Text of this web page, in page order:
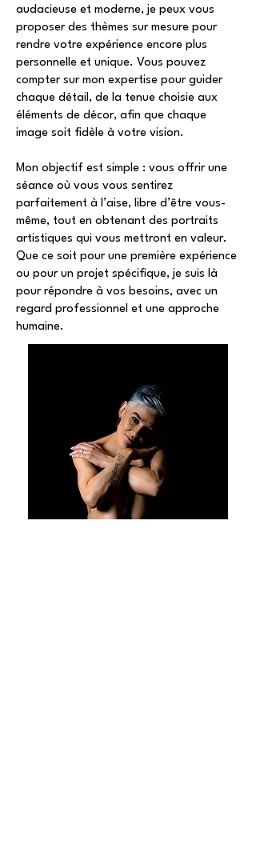
audacieuse et moderne, je peux vous
proposer des thèmes sur mesure pour
rendre votre expérience encore plus
personnelle et unique. Vous pouvez
compter sur mon expertise pour guider
chaque détail, de la tenue choisie aux
éléments de décor, afin que chaque
image soit fidèle à votre vision.
Mon objectif est simple : vous offrir une
séance où vous vous sentirez
parfaitement à l’aise, libre d’être vous-
même, tout en obtenant des portraits
artistiques qui vous mettront en valeur.
Que ce soit pour une première expérience
ou pour un projet spécifique, je suis là
pour répondre à vos besoins, avec un
regard professionnel et une approche
humaine.